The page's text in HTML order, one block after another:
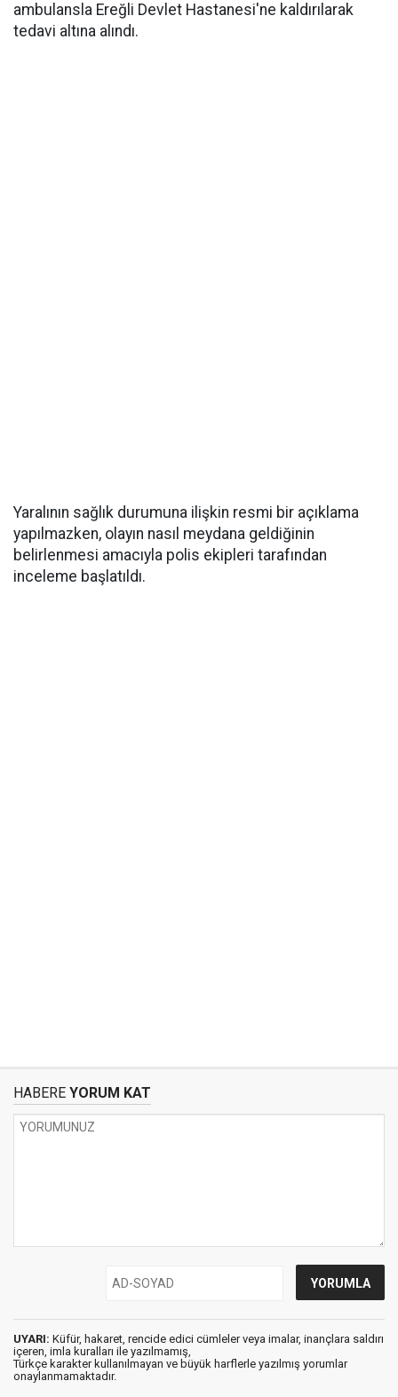
ambulansla Ereğli Devlet Hastanesi'ne kaldırılarak
tedavi altına alındı.
Yaralının sağlık durumuna ilişkin resmi bir açıklama
yapılmazken, olayın nasıl meydana geldiğinin
belirlenmesi amacıyla polis ekipleri tarafından
inceleme başlatıldı.
HABERE YORUM KAT
UYARI: Küfür, hakaret, rencide edici cümleler veya imalar, inançlara saldırı
içeren, imla kuralları ile yazılmamış,
Türkçe karakter kullanılmayan ve büyük harflerle yazılmış yorumlar
onaylanmamaktadır.